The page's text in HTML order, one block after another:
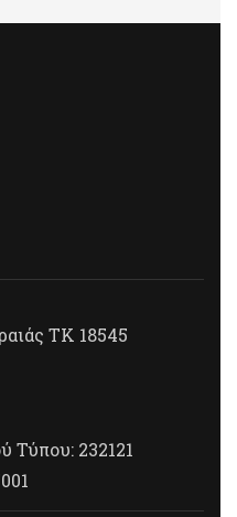
ΤΚ 18545
232121